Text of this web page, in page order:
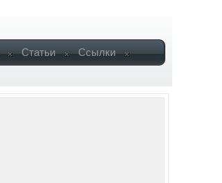
Статьи Ссылки